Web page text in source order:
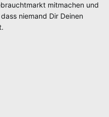
mitmachen und
niemand Dir Deinen